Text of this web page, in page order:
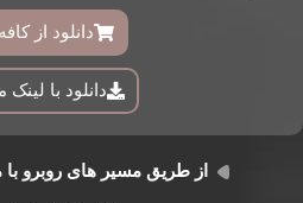
دانلود از
دانلود با
از طریق مسیر های روبرو